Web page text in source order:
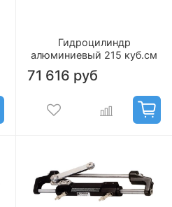
Гидроцилиндр
алюминиевый 215 куб.см
71 616 руб